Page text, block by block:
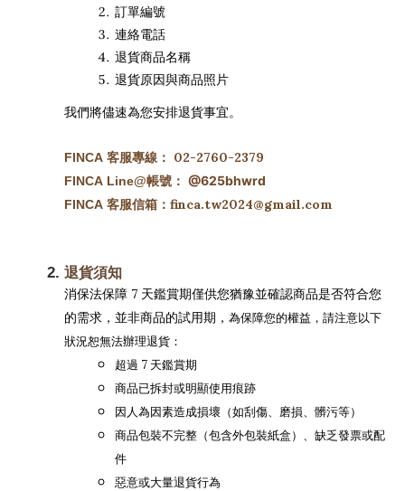
訂單編號
連絡電話
退貨商品名稱
退貨原因與商品照片
我們將儘速為您安排退貨事宜。
FINCA 客服專線： 02-2760-2379
FINCA Line@帳號： @625bhwrd
FINCA 客服信箱： finca.tw2024@gmail.com
退貨須知
消保法保障 7 天鑑賞期僅供您猶豫並確認商品是否符合您
的需求，並非商品的試用期， 為保障您的權益，請注意以下
狀況恕無法辦理退貨：
超過 7 天鑑賞期
商品已拆封或明顯使用痕跡
因人為因素造成損壞（如刮傷、磨損、髒污等）
商品包裝不完整（包含外包裝紙盒）、缺乏發票或配
件
惡意或大量退貨行為